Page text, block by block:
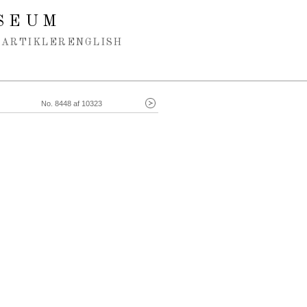
ENGLISH
No. 8448 af 10323